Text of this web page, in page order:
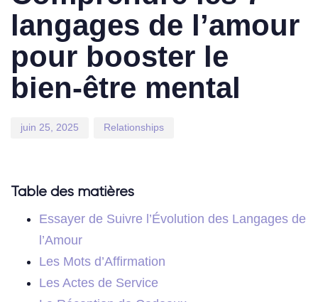
langages de l’amour
pour booster le
bien-être mental
juin 25, 2025 Relationships
Table des matières
Essayer de Suivre l’Évolution des Langages de
l’Amour
Les Mots d’Affirmation
Les Actes de Service